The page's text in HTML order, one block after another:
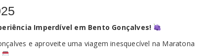
Imperdível em Bento Gonçalves!
e aproveite uma viagem inesquecível na Maratona